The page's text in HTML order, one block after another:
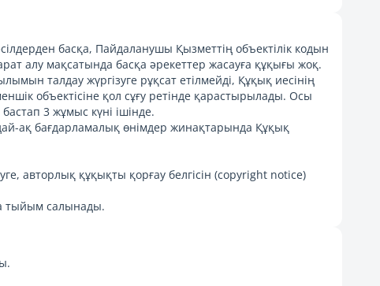
басқа, Пайдаланушы Қызметтің объектілік кодын
алу мақсатында басқа әрекеттер жасауға құқығы жоқ.
талдау жүргізуге рұқсат етілмейді, Құқық иесінің
объектісіне қол сұғу ретінде қарастырылады. Осы
3 жұмыс күні ішінде.
ақ бағдарламалық өнімдер жинақтарында Құқық
авторлық құқықты қорғау белгісін (copyright notice)
тыйым салынады.